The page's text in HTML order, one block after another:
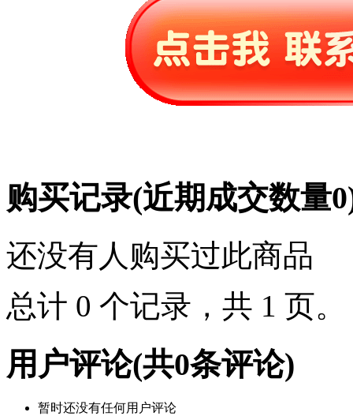
购买记录(近期成交数量0
还没有人购买过此商品
总计 0 个记录，共 1 页。
用户评论(共0条评论)
暂时还没有任何用户评论